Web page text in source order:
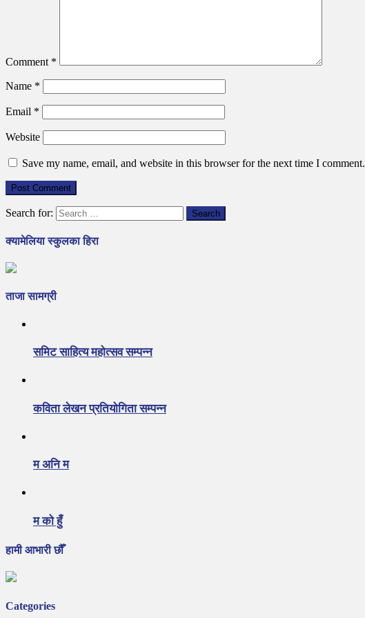
Comment *
Name *
Email *
Website
Save my name, email, and website in this browser for the next time I comment.
Search for:
क्यामेलिया स्कुलका हिरा
ताजा सामग्री
समिट साहित्य महोत्सव सम्पन्न
कविता लेखन प्रतियोगिता सम्पन्न
म अनि म
म को हुँ
हामी आभारी छौँ
Categories